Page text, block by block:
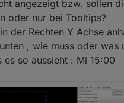
mein erster VIS Adapter ist,
Unterstützung bei der weiteren
Euer Feedback vom
hier und bitte dort auch
angezeigt bzw. sollen
oder nur bei Tooltips?
der Rechten Y Achse
, wie muss oder was
so aussieht : Mi 15:00